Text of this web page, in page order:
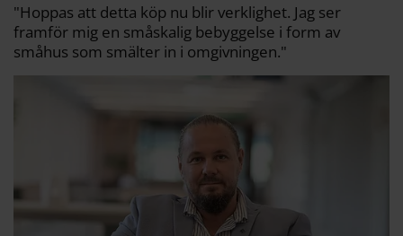
"Hoppas att detta köp nu blir verklighet. Jag ser
framför mig en småskalig bebyggelse i form av
småhus som smälter in i omgivningen."